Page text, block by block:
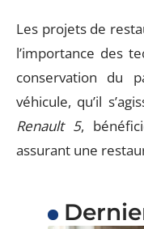
Les projets de
l’importance des
conservation du
véhicule, qu’il
Renault 5,
assurant une